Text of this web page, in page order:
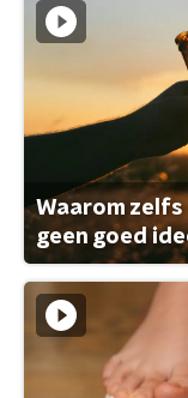
Waarom zelfs
geen goed